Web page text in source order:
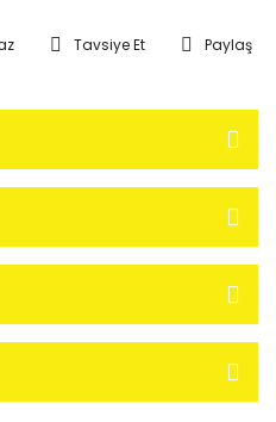
Tavsiye Et Paylaş